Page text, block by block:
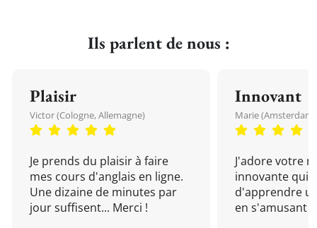
Ils parlent de nous :
Plaisir
Victor (Cologne, Allemagne)
Je prends du plaisir à faire
mes cours d'anglais en ligne.
Une dizaine de minutes par
jour suffisent... Merci !
Innovant
Marie (Amsterdam,
J'adore votre
innovante qui
d'apprendre
en s'amusant !